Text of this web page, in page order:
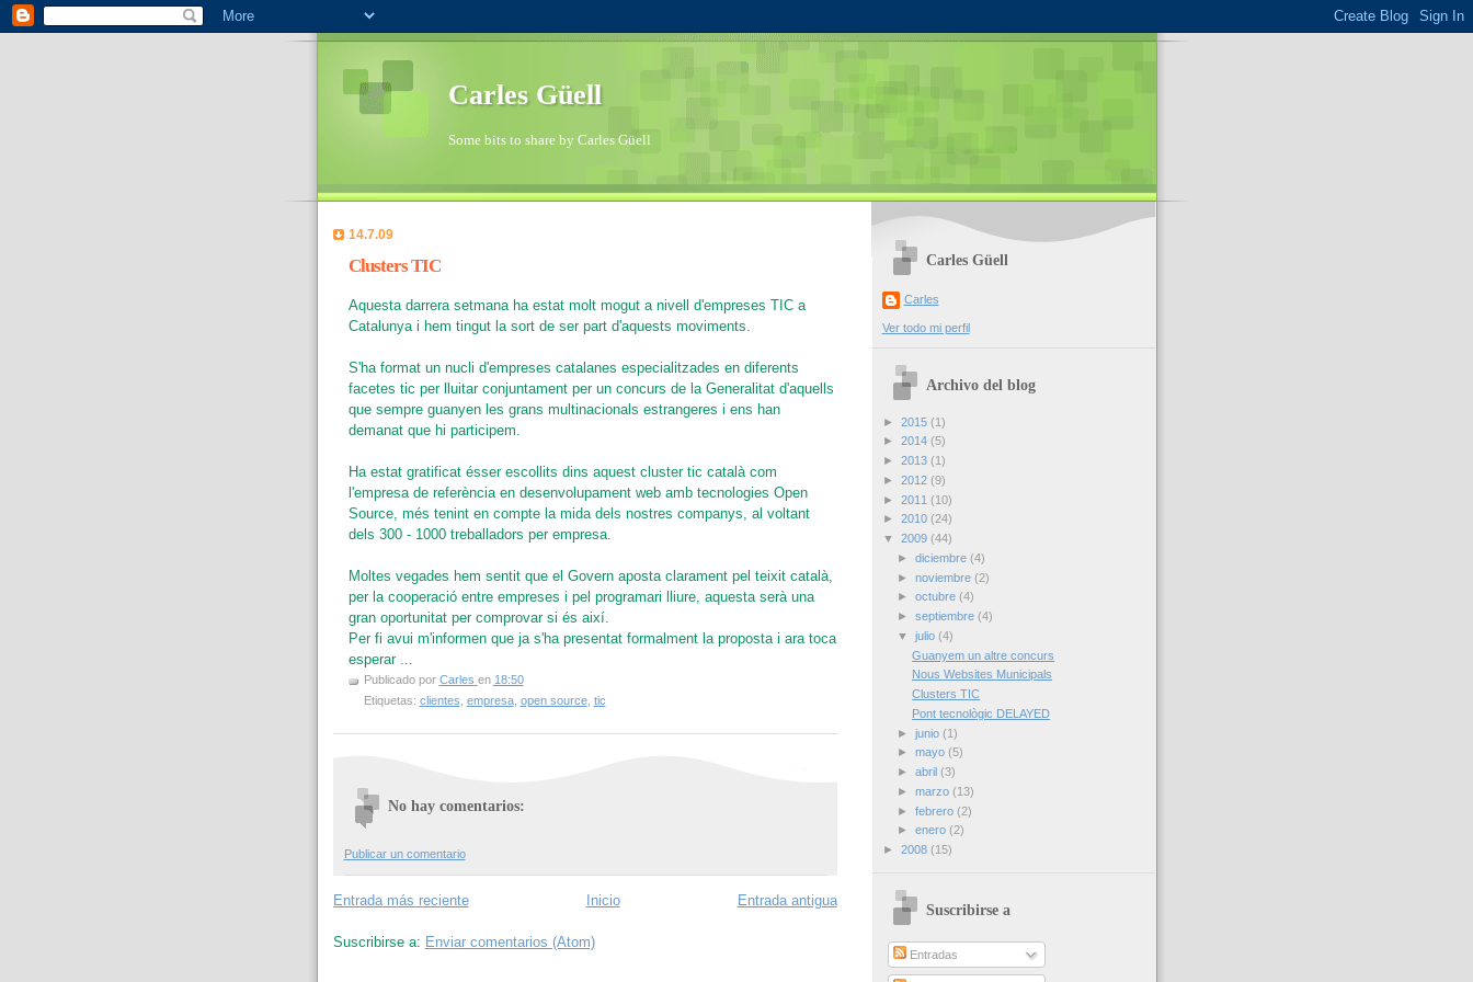
Carles Güell
Some bits to share by Carles Güell
14.7.09
Clusters TIC
Aquesta darrera setmana ha estat molt mogut a nivell d'empreses TIC a
Catalunya i hem tingut la sort de ser part d'aquests moviments.
S'ha format un nucli d'empreses catalanes especialitzades en diferents
facetes tic per lluitar conjuntament per un concurs de la Generalitat d'aquells
que sempre guanyen les grans multinacionals estrangeres i ens han
demanat que hi participem.
Ha estat gratificat ésser escollits dins aquest cluster tic català com
l'empresa de referència en desenvolupament web amb tecnologies Open
Source, més tenint en compte la mida dels nostres companys, al voltant
dels 300 - 1000 treballadors per empresa.
Moltes vegades hem sentit que el Govern aposta clarament pel teixit català,
per la cooperació entre empreses i pel programari lliure, aquesta serà una
gran oportunitat per comprovar si és així.
Per fi avui m'informen que ja s'ha presentat formalment la proposta i ara toca
esperar ...
Publicado por Carles en 18:50
Etiquetas: clientes, empresa, open source, tic
No hay comentarios:
Publicar un comentario
Entrada más reciente Entrada antigua
Inicio
Suscribirse a: Enviar comentarios (Atom)
Carles Güell
Carles
Ver todo mi perfil
Archivo del blog
► 2015 (1)
► 2014 (5)
► 2013 (1)
► 2012 (9)
► 2011 (10)
► 2010 (24)
▼ 2009 (44)
► diciembre (4)
► noviembre (2)
► octubre (4)
► septiembre (4)
▼ julio (4)
Guanyem un altre concurs
Nous Websites Municipals
Clusters TIC
Pont tecnològic DELAYED
► junio (1)
► mayo (5)
► abril (3)
► marzo (13)
► febrero (2)
► enero (2)
► 2008 (15)
Suscribirse a
Entradas